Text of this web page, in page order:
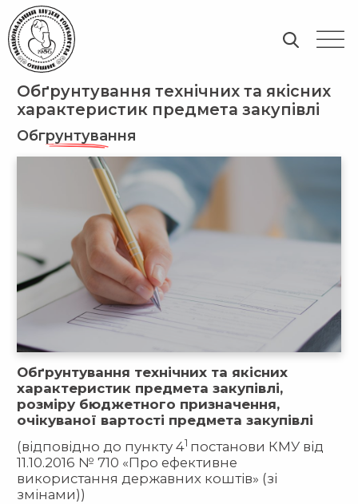
Обґрунтування технічних та якісних
характеристик предмета закупівлі
Обгрунтування
Обґрунтування технічних та якісних
характеристик предмета закупівлі,
розміру бюджетного призначення,
очікуваної вартості предмета закупівлі
(відповідно до пункту 41 постанови КМУ від
11.10.2016 № 710 «Про ефективне
використання державних коштів» (зі
змінами))